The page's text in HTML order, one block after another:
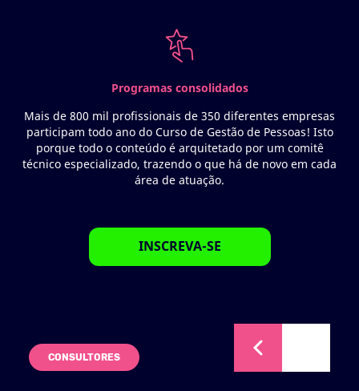
Programas consolidados
Mais de 800 mil profissionais de 350 diferentes empresas
participam todo ano do Curso de Gestão de Pessoas! Isto
porque todo o conteúdo é arquitetado por um comitê
técnico especializado, trazendo o que há de novo em cada
área de atuação.
INSCREVA-SE
CONSULTORES